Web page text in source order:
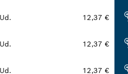
12,37 €
12,37 €
12,37 €